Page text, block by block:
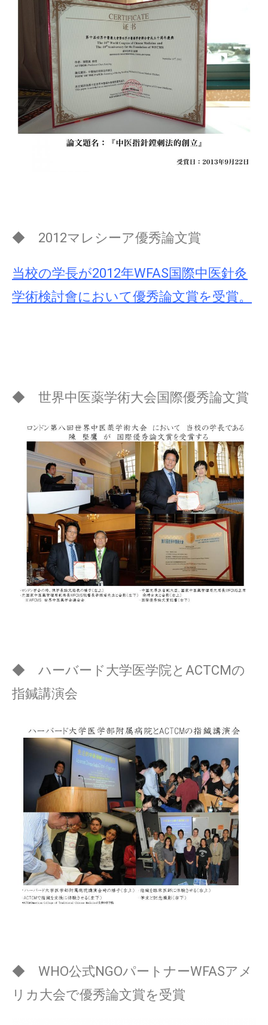
◆ 2012マレシーア優秀論文賞
当校の学長が2012年WFAS国際中医針灸
学術検討會において優秀論文賞を受賞。
◆ 世界中医薬学術大会国際優秀論文賞
◆ ハーバード大学医学院とACTCMの
指鍼講演会
◆ WHO公式NGOパートナーWFASアメ
リカ大会で優秀論文賞を受賞